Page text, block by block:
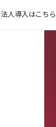
法人導入はこちら